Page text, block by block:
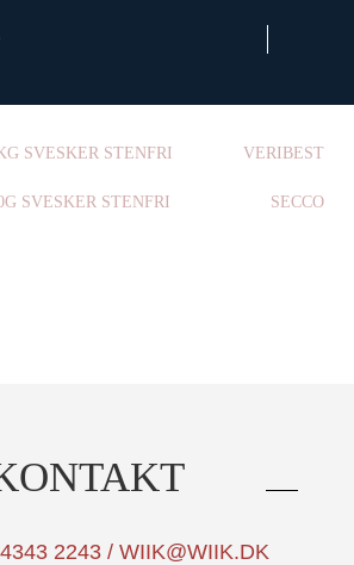
SVESKER STENFRI VERIBEST
SVESKER STENFRI SECCO
2243 / WIIK@WIIK.DK